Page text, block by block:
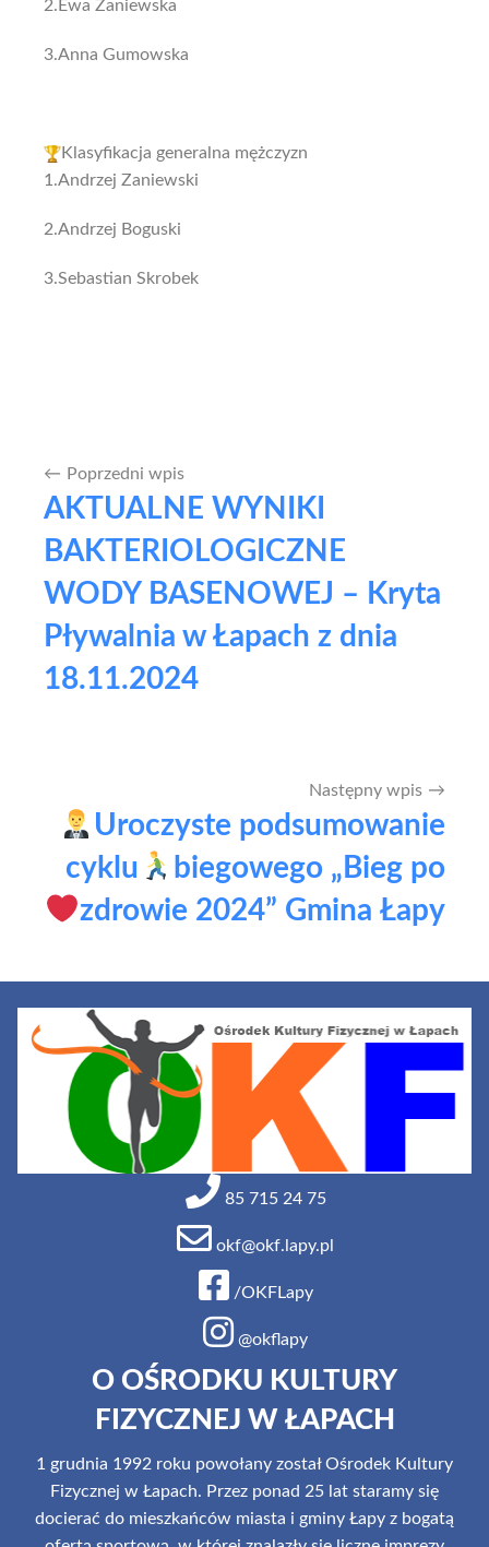
2.Ewa Zaniewska
3.Anna Gumowska
Klasyfikacja generalna mężczyzn
1.Andrzej Zaniewski
2.Andrzej Boguski
3.Sebastian Skrobek
Nawigacja
wpisu
Poprzedni wpis
AKTUALNE WYNIKI
BAKTERIOLOGICZNE
WODY BASENOWEJ – Kryta
Pływalnia w Łapach z dnia
18.11.2024
Następny wpis
Uroczyste podsumowanie
cyklu
biegowego „Bieg po
zdrowie 2024” Gmina Łapy
85 715 24 75
okf@okf.lapy.pl
/OKFLapy
@okflapy
O OŚRODKU KULTURY
FIZYCZNEJ W ŁAPACH
1 grudnia 1992 roku powołany został Ośrodek Kultury
Fizycznej w Łapach. Przez ponad 25 lat staramy się
docierać do mieszkańców miasta i gminy Łapy z bogatą